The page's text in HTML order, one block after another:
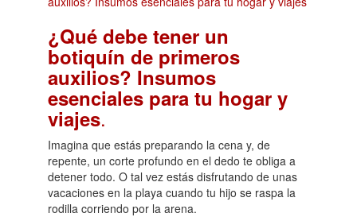
¿Qué debe tener un
botiquín de primeros
auxilios? Insumos
esenciales para tu hogar y
viajes.
Imagina que estás preparando la cena y, de
repente, un corte profundo en el dedo te obliga a
detener todo. O tal vez estás disfrutando de unas
vacaciones en la playa cuando tu hijo se raspa la
rodilla corriendo por la arena.